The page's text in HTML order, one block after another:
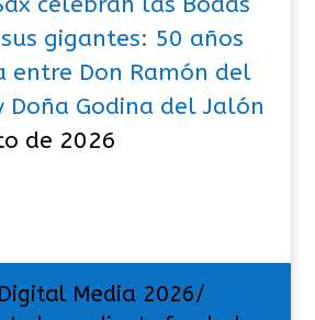
gigantes: 50 años
entre Don Ramón del
Doña Godina del Jalón
de 2026
Media 2026/